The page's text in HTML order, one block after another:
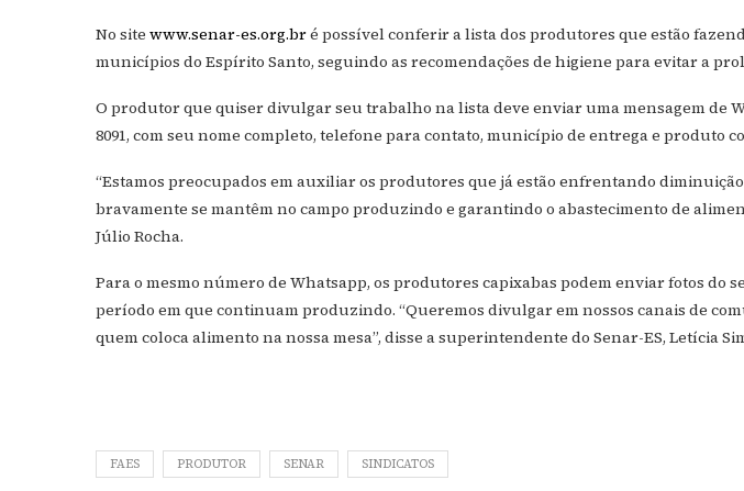
No site www.senar-es.org.bré possível conferir a lista dos produtores que estão
municípios do Espírito Santo, seguindo as recomendações de higiene para evitar a
O produtor que quiser divulgar seu trabalho na lista deve enviar uma mensagem de
8091, com seu nome completo, telefone para contato, município de entrega e produto
“Estamos preocupados em auxiliar os produtores que já estão enfrentando
bravamente se mantêm no campo produzindo e garantindo o abastecimento de
Júlio Rocha.
Para o mesmo número de Whatsapp, os produtores capixabas podem enviar fotos do
período em que continuam produzindo. “Queremos divulgar em nossos canais de
quem coloca alimento na nossa mesa”, disse a superintendente do Senar-ES, Letícia
FAES PRODUTOR SENAR SINDICATOS